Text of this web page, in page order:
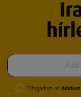
Elfogadom az